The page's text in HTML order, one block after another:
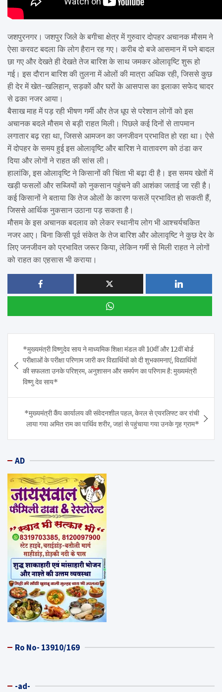
जशपुरनगर। जशपुर जिले के बगीचा क्षेत्र में गुरुवार दोपहर अचानक मौसम ने
ऐसा करवट बदला कि लोग हैरान रह गए। करीब दो बजे आसमान में घने बादल
छा गए और देखते ही देखते तेज बारिश के साथ जमकर ओलावृष्टि शुरू हो
गई। इस दौरान बारिश की तुलना में ओलों की मात्रा अधिक रही, जिससे कुछ
ही देर में खेत-खलिहान, सड़कों और घरों के आसपास का इलाका सफेद चादर
से ढका नजर आया।
बैसाख माह में पड़ रही भीषण गर्मी और तेज धूप से परेशान लोगों को इस
अचानक बदले मौसम से बड़ी राहत मिली। पिछले कई दिनों से तापमान
लगातार बढ़ रहा था, जिससे आमजन का जनजीवन प्रभावित हो रहा था। ऐसे
में दोपहर के समय हुई इस ओलावृष्टि और बारिश ने वातावरण को ठंडा कर
दिया और लोगों ने राहत की सांस ली।
हालांकि, इस ओलावृष्टि ने किसानों की चिंता भी बढ़ा दी है। इस समय खेतों में
खड़ी फसलों और सब्जियों को नुकसान पहुंचने की आशंका जताई जा रही है।
कई किसानों ने बताया कि तेज ओलों के कारण फसलें प्रभावित हो सकती हैं,
जिससे आर्थिक नुकसान उठाना पड़ सकता है।
मौसम के इस अचानक बदलाव को लेकर स्थानीय लोग भी आश्चर्यचकित
नजर आए। बिना किसी पूर्व संकेत के तेज बारिश और ओलावृष्टि ने कुछ देर के
लिए जनजीवन को प्रभावित जरूर किया, लेकिन गर्मी से मिली राहत ने लोगों
को राहत का एहसास भी कराया।
navigation
*मुख्यमंत्री विष्णुदेव साय ने माध्यमिक शिक्षा मंडल की 10वीं और 12वीं बोर्ड
परीक्षाओं के परीक्षा परिणाम जारी कर विद्यार्थियों को दी शुभकामनाएं, विद्यार्थियों
की सफलता उनके परिश्रम, अनुशासन और समर्पण का परिणाम है: मुख्यमंत्री
विष्णु देव साय*
*मुख्यमंत्री कैंप कार्यालय की संवेदनशील पहल, केरल से एयरलिफ्ट कर रांची
लाया गया अमित राम का पार्थिव शरीर, जहां से पहुंचाया गया उनके गृह ग्राम*
AD
Ro No- 13910/169
-ad-